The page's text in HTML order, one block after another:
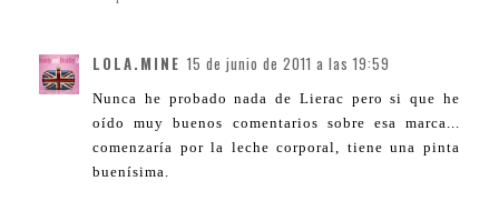
LOLA.MINE 15 de junio de 2011 a las 19:59
Nunca he probado nada de Lierac pero si que he
oído muy buenos comentarios sobre esa marca...
comenzaría por la leche corporal, tiene una pinta
buenísima.